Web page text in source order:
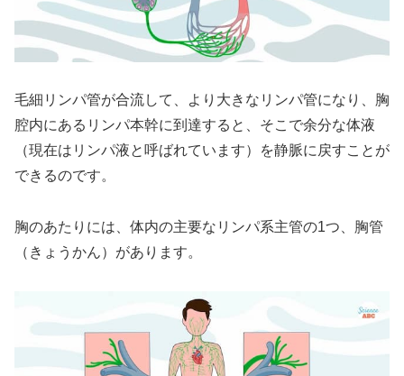
毛細リンパ管が合流して、より大きなリンパ管になり、胸
腔内にあるリンパ本幹に到達すると、そこで余分な体液
（現在はリンパ液と呼ばれています）を静脈に戻すことが
できるのです。
胸のあたりには、体内の主要なリンパ系主管の1つ、胸管
（きょうかん）があります。